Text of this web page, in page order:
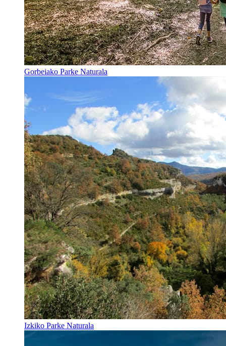
Gorbeiako Parke Naturala
Izkiko Parke Naturala